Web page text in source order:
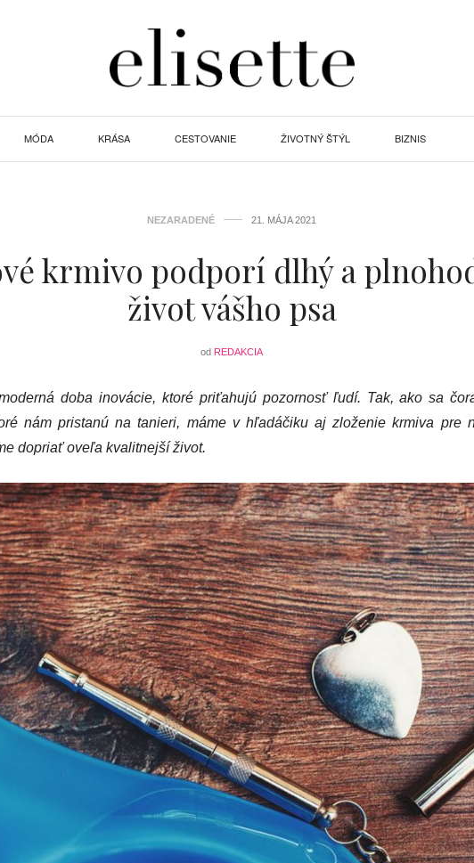
MÓDA KRÁSA CESTOVANIE ŽIVOTNÝ ŠTÝL BIZNIS
NEZARADENÉ 21. MÁJA 2021
krmivo podporí dlhý a
život vášho psa
od REDAKCIA
doba inovácie, ktoré priťahujú pozornosť ľudí. Tak, ako sa
nám pristanú na tanieri, máme v hľadáčiku aj zloženie krmiva pre
dopriať oveľa kvalitnejší život.